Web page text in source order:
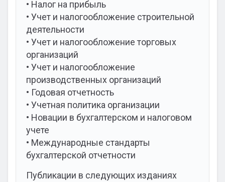
• Налог на прибыль
• Учет и налогообложение строительной
деятельности
• Учет и налогообложение торговых
организаций
• Учет и налогообложение
производственных организаций
• Годовая отчетность
• Учетная политика организации
• Новации в бухгалтерском и налоговом
учете
• Международные стандарты
бухгалтерской отчетности
Публикации в следующих изданиях